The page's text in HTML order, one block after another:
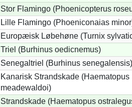
Stor Flamingo (Phoenicopterus
Lille Flamingo (Phoeniconaias
Europæisk Løbehøne (Turnix
Triel (Burhinus oedicnemus)
Senegaltriel (Burhinus senegalensis)
Kanarisk Strandskade (Haematopus
meadewaldoi)
Strandskade (Haematopus